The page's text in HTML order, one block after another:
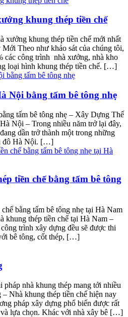
khung thép tiền chế
xưởng khung thép tiền chế mới nhất
Theo như khảo sát của chúng tôi,
các công trình nhà xưởng, nhà kho
loại hình khung thép tiền chế. […]
Nội bằng tấm bê tông nhẹ
tấm bê tông nhẹ – Xây Dựng Thế
Nội – Trong nhiều năm trở lại đây,
dần trở thành một trong những
đô Hà Nội. […]
tiền chế bằng tấm bê tông
bằng tấm bê tông nhẹ tại Hà Nam
thép tiền chế tại Hà Nam –
trình xây dựng đều sẽ được thi
bê tông, cốt thép, […]
nhà khung thép mang tới nhiều
Nhà khung thép tiền chế hiện nay
pháp xây dựng phổ biến được rất
và lựa chọn. Khác với nhà xây bê […]